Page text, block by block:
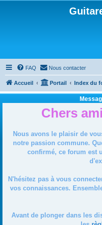
FAQ Nous contacter
Accueil Portail Index du
Chers
Nous avons le plaisir de
notre passion commune.
confirmé, ce forum est
N'hésitez pas à vous
vos connaissances.
Avant de plonger dans les